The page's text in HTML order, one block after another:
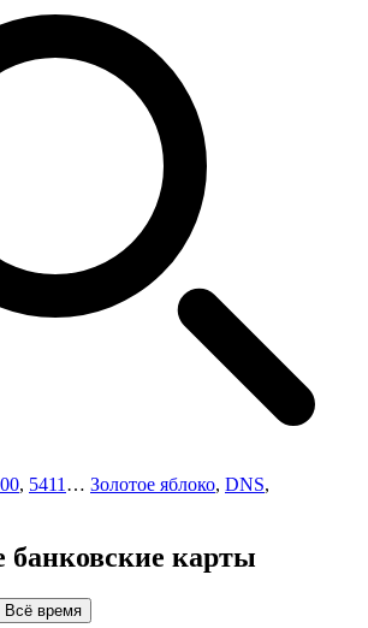
, 5411 … Золотое яблоко, DNS,
карты
Всё время